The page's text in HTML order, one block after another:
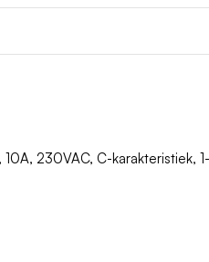
10A, 230VAC, C-